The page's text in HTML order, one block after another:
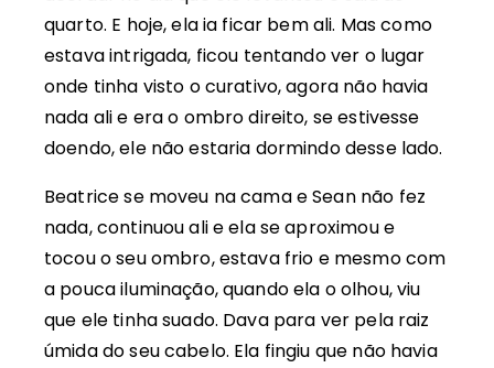
quarto. E hoje, ela ia ficar bem ali. Mas como
estava intrigada, ficou tentando ver o lugar
onde tinha visto o curativo, agora não havia
nada ali e era o ombro direito, se estivesse
doendo, ele não estaria dormindo desse lado.
Beatrice se moveu na cama e Sean não fez
nada, continuou ali e ela se aproximou e
tocou o seu ombro, estava frio e mesmo com
a pouca iluminação, quando ela o olhou, viu
que ele tinha suado. Dava para ver pela raiz
úmida do seu cabelo. Ela fingiu que não havia